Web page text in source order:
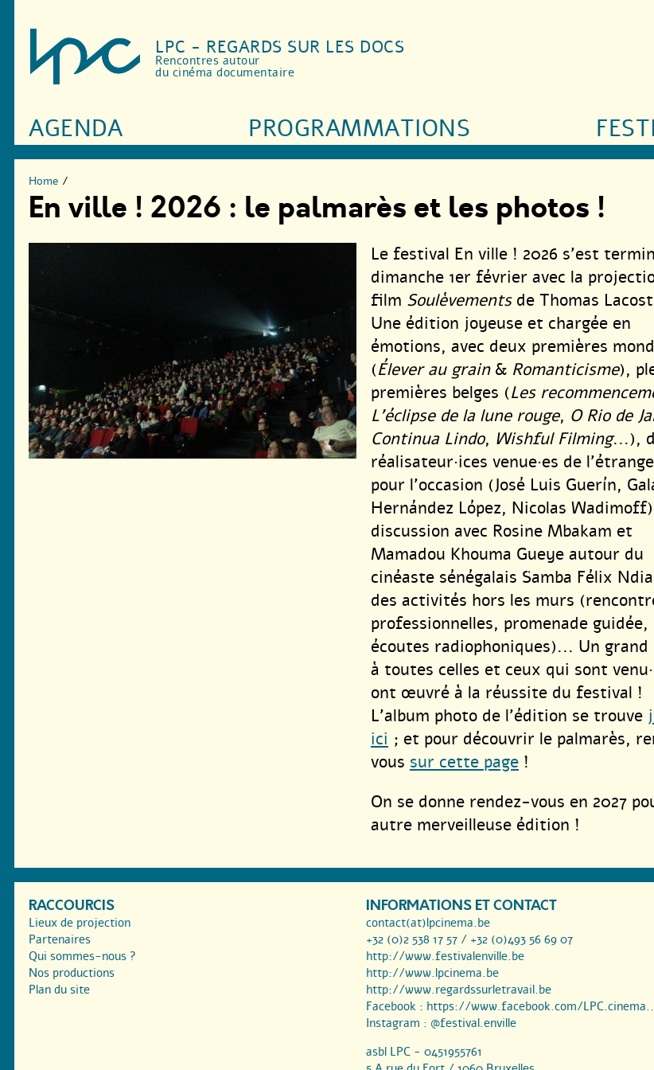
LPC - REGARDS SUR LES DOCS
Rencontres autour
du cinéma documentaire
AGENDA PROGRAMMATIONS
Home /
En ville ! 2026 : le palmarès et les photos !
Le festival En ville ! 2026 s’est
dimanche 1er février avec la
film Soulèvementsde Thomas
Une édition joyeuse et chargée en
émotions, avec deux premières
(Élever au grain& Romanticisme),
premières belges (Les
L’éclipse de la lune rouge, O Rio de
Continua Lindo, Wishful Filming...),
réalisateur·ices venue·es de
pour l’occasion (José Luis Guerín,
Hernández López, Nicolas
discussion avec Rosine Mbakam et
Mamadou Khouma Gueye autour du
cinéaste sénégalais Samba Félix
des activités hors les murs
professionnelles, promenade guidée,
écoutes radiophoniques)... Un grand
à toutes celles et ceux qui sont
ont œuvré à la réussite du festival !
L’album photo de l’édition se trouve
ici ; et pour découvrir le palmarès,
vous sur cette page !
On se donne rendez-vous en 2027
autre merveilleuse édition !
RACCOURCIS
Lieux de projection
Partenaires
Qui sommes-nous ?
Nos productions
Plan du site
INFORMATIONS ET CONTACT
contact(at)lpcinema.be
+32 (0)2 538 17 57 / +32 (0)493 56 69 07
http://www.festivalenville.be
http://www.lpcinema.be
http://www.regardssurletravail.be
Facebook : https://www.facebook.com/
Instagram : @festival.enville
asbl LPC - 0451955761